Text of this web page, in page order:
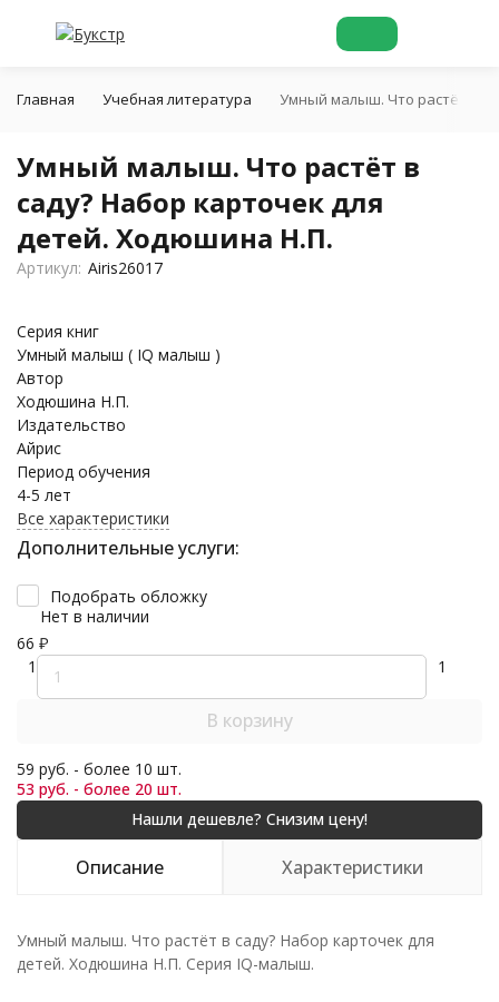
Главная Учебная литература Умный малыш. Что растёт в
Умный малыш. Что растёт в
саду? Набор карточек для
детей. Ходюшина Н.П.
Артикул: Airis26017
Серия книг
Умный малыш ( IQ малыш )
Автор
Ходюшина Н.П.
Издательство
Айрис
Период обучения
4-5 лет
Все характеристики
Дополнительные услуги:
Подобрать обложку
Нет в наличии
66 ₽
1
1
В корзину
59 руб. - более 10 шт.
53 руб. - более 20 шт.
Описание Характеристики
Умный малыш. Что растёт в саду? Набор карточек для
детей. Ходюшина Н.П. Серия IQ-малыш.